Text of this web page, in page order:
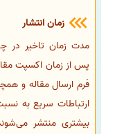
زمان انتشار
مدت زمان تاخیر در
پس از زمان اکسپت
فرم ارسال مقاله و
ارتباطات سریع به
بیشتری منتشر